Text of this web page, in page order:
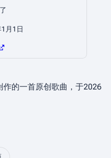
月1日
作的一首原创歌曲，于2026